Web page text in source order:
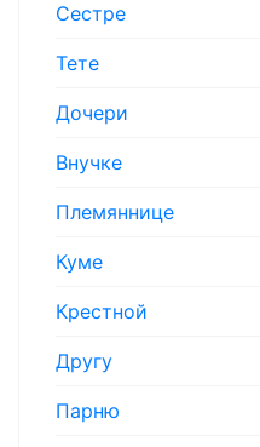
Сестре
Тете
Дочери
Внучке
Племяннице
Куме
Крестной
Другу
Парню